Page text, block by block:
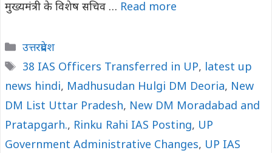
मुख्यमंत्री के विशेष सचिव … Read more
Categories
उत्तरप्रदेश
Tags
38 IAS Officers Transferred in UP, latest up
news hindi, Madhusudan Hulgi DM Deoria, New
DM List Uttar Pradesh, New DM Moradabad and
Pratapgarh., Rinku Rahi IAS Posting, UP
Government Administrative Changes, UP IAS